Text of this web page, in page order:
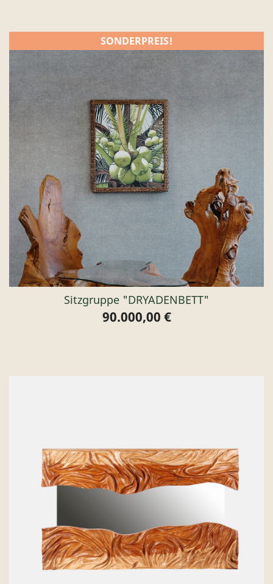
Sitzgruppe "DRYADENBETT"
Preis
90.000,00 €
SONDERPREIS!